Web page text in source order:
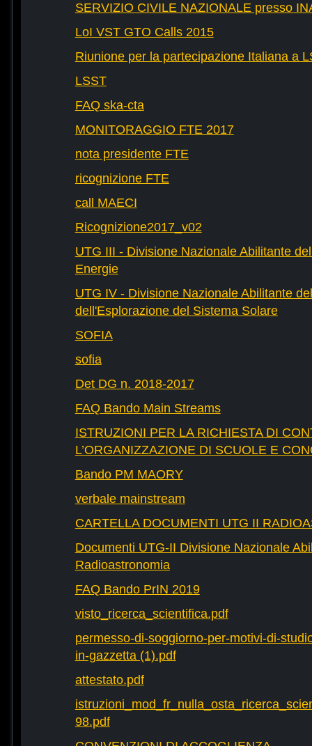
SERVIZIO CIVILE NAZIONALE presso
LoI VST GTO Calls 2015
Riunione per la partecipazione Italiana a
LSST
FAQ ska-cta
MONITORAGGIO FTE 2017
nota presidente FTE
ricognizione FTE
call MAECI
Ricognizione2017_v02
UTG III - Divisione Nazionale Abilitante
Energie
UTG IV - Divisione Nazionale Abilitante
dell'Esplorazione del Sistema Solare
SOFIA
sofia
Det DG n. 2018-2017
FAQ Bando Main Streams
ISTRUZIONI PER LA RICHIESTA DI
L’ORGANIZZAZIONE DI SCUOLE E
Bando PM MAORY
verbale mainstream
CARTELLA DOCUMENTI UTG II
Documenti UTG-II Divisione Nazionale
Radioastronomia
FAQ Bando PrIN 2019
visto_ricerca_scientifica.pdf
permesso-di-soggiorno-per-motivi-di-
in-gazzetta (1).pdf
attestato.pdf
98.pdf